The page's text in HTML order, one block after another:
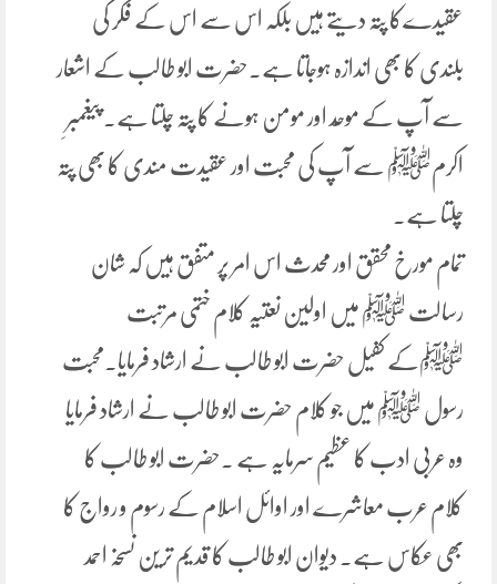
عقیدےکا پتہ دیتے ہیں بلکہ اس سے اس کے فکر کی
بلندی کا بھی اندازہ ہوجاتا ہے۔حضرت ابو طالب کے اشعار
سے آپ کے موحّد اور مومن ہونے کا پتہ چلتا ہے۔ پیغمبرِ
اکرمﷺ سے آپ کی محبت اور عقیدت مندی کا بھی پتہ
چلتا ہے۔
تمام مورخ محقق اور محدث اس امر پر متفق ہیں کہ شان
رسالت ﷺ میں اولین نعتیہ کلام ختمی مرتبت
ﷺکے کفیل حضرت ابو طالب نے ارشاد فرمایا۔محبت
رسول ﷺ میں جو کلام حضرت ابو طالب نے ارشاد فرمایا
وہ عربی ادب کا عظیم سرمایہ ہے ۔حضرت ابو طالب کا
کلام عرب معاشرے اور اوائل اسلام کے رسوم و رواج کا
بھی عکاس ہے۔ دیوان ابو طالب کا قدیم ترین نسخہ احمد